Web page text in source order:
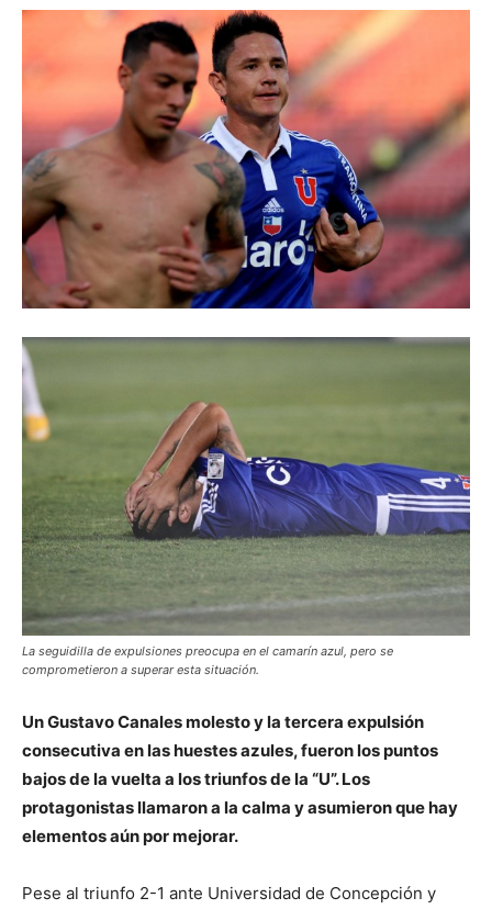
La seguidilla de expulsiones preocupa en el camarín azul, pero se
comprometieron a superar esta situación.
Un Gustavo Canales molesto y la tercera expulsión
consecutiva en las huestes azules, fueron los puntos
bajos de la vuelta a los triunfos de la “U”. Los
protagonistas llamaron a la calma y asumieron que hay
elementos aún por mejorar.
Pese al triunfo 2-1 ante Universidad de Concepción y